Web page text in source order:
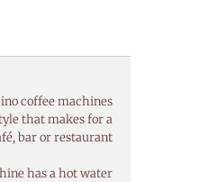
coffee machines.
that makes for a
bar or restaurant.
has a hot water